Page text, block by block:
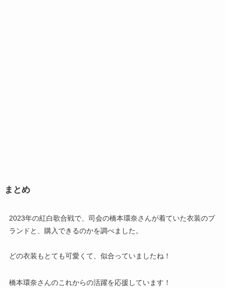
まとめ
2023年の紅白歌合戦で、司会の橋本環奈さんが着ていた衣装のブ
ランドと、購入できるのかを調べました。
どの衣装もとても可愛くて、似合っていましたね！
橋本環奈さんのこれからの活躍を応援しています！